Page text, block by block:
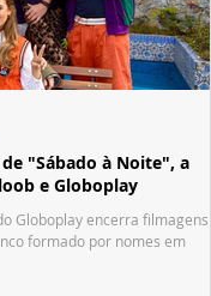
"Sábado à Noite", a
e Globoplay
Globoplay encerra filmagens
formado por nomes em